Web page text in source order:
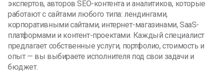
экспертов, авторов SEO-контента и аналитиков, которые
работают с сайтами любого типа: лендингами,
корпоративными сайтами, интернет-магазинами, SaaS-
платформами и контент-проектами. Каждый специалист
предлагает собственные услуги, портфолио, стоимость и
опыт — вы выбираете исполнителя под свои задачи и
бюджет.